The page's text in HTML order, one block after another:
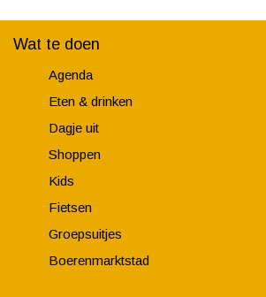
Wat te doen
Agenda
Eten & drinken
Dagje uit
Shoppen
Kids
Fietsen
Groepsuitjes
Boerenmarktstad